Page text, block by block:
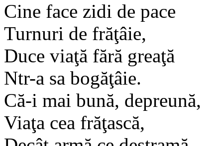
Cine face zidi de pace
Turnuri de frăţâie,
Duce viaţă fără greaţă
Ntr-a sa bogăţâie.
Că-i mai bună, depreună,
Viaţa cea frăţască,